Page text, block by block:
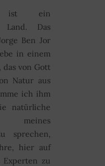
ist ein
Land. Das
Ben Jor
in einem
von Gott
Natur aus
ich ihm
natürliche
meines
sprechen,
hier auf
zu